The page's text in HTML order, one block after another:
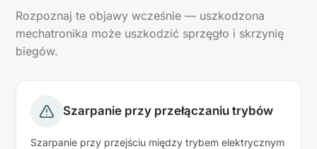
Rozpoznaj te objawy wcześnie — uszkodzona
mechatronika może uszkodzić sprzęgło i skrzynię
biegów.
Szarpanie przy przełączaniu trybów
Szarpanie przy przejściu między trybem elektrycznym